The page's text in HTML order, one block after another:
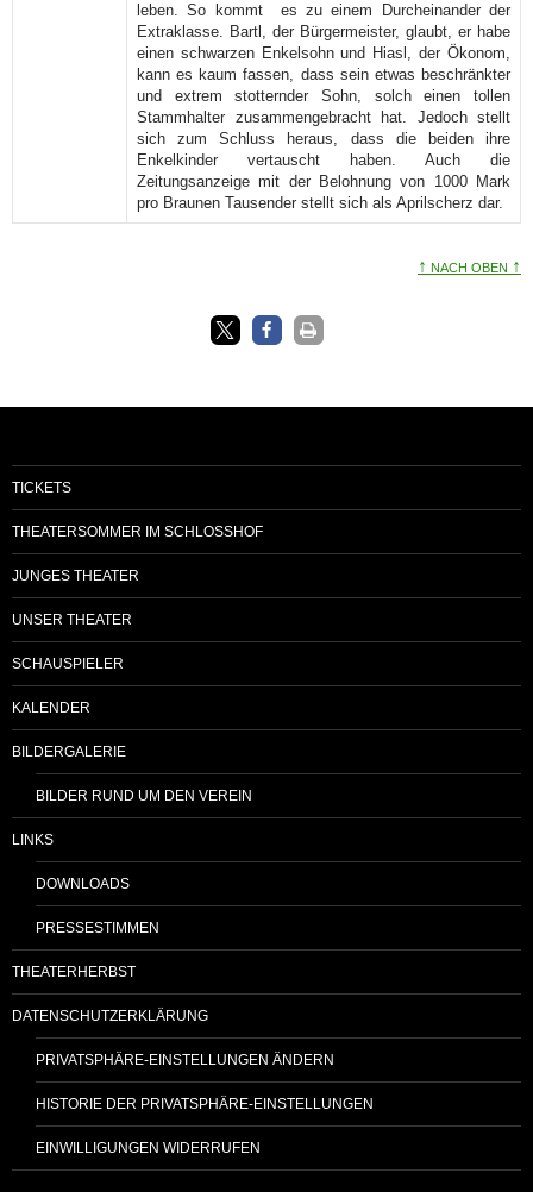
leben. So kommt es zu einem Durcheinander der
Extraklasse. Bartl, der Bürgermeister, glaubt, er habe
einen schwarzen Enkelsohn und Hiasl, der Ökonom,
kann es kaum fassen, dass sein etwas beschränkter
und extrem stotternder Sohn, solch einen tollen
Stammhalter zusammengebracht hat. Jedoch stellt
sich zum Schluss heraus, dass die beiden ihre
Enkelkinder vertauscht haben. Auch die
Zeitungsanzeige mit der Belohnung von 1000 Mark
pro Braunen Tausender stellt sich als Aprilscherz dar.
↑ NACH OBEN ↑
TICKETS
THEATERSOMMER IM SCHLOSSHOF
JUNGES THEATER
UNSER THEATER
SCHAUSPIELER
KALENDER
BILDERGALERIE
BILDER RUND UM DEN VEREIN
LINKS
DOWNLOADS
PRESSESTIMMEN
THEATERHERBST
DATENSCHUTZERKLÄRUNG
PRIVATSPHÄRE-EINSTELLUNGEN ÄNDERN
HISTORIE DER PRIVATSPHÄRE-EINSTELLUNGEN
EINWILLIGUNGEN WIDERRUFEN